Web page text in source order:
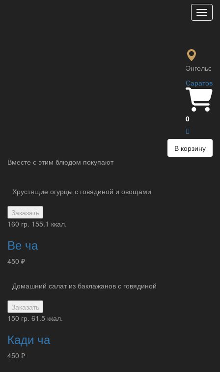
Меню
Энгельс
Саратов
0
В корзину
Вместе с этим блюдом покупают
Хрустящие огурцы с говядиной и овощами
Заказать
160 гр. 155.1 ккал.
Ве ча
450 ₽
Домашний салат из баклажанов с говядиной
Заказать
150 гр. 61.5 ккал.
Кади ча
450 ₽